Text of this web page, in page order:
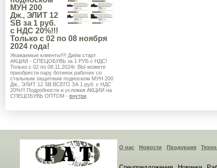
МУН 200
Дж., ЭЛИТ 12
SB за 1 руб.
с НДС 20%!!!
Только с 02 по 08 ноября
2024 года!
Уважаемые клиенты!!!! Даём старт
АКЦИИ - СПЕЦОБУВЬ за 1 РУБ с НДС!
Только с 02 по 08.11.2024г. ВЫ можете
приобрести пару ботинок рабочих со
стальным защитным подноском МУН 200
Дж., ЭЛИТ 12 SB ВСЕГО ЗА 1 руб. с НДС
20%!!!.Подробности и условия АКЦИИ на
СПЕЦОБУВЬ ОПТОМ - внутри.
О нас Новости Продукция